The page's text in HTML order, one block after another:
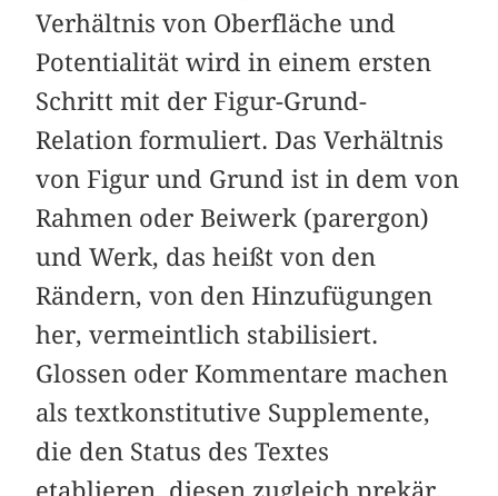
Verhältnis von Oberfläche und
Potentialität wird in einem ersten
Schritt mit der Figur-Grund-
Relation formuliert. Das Verhältnis
von Figur und Grund ist in dem von
Rahmen oder Beiwerk (parergon)
und Werk, das heißt von den
Rändern, von den Hinzufügungen
her, vermeintlich stabilisiert.
Glossen oder Kommentare machen
als textkonstitutive Supplemente,
die den Status des Textes
etablieren, diesen zugleich prekär.